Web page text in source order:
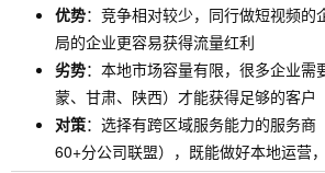
优势：竞争相对较少，同行做短视频的
局的企业更容易获得流量红利
劣势：本地市场容量有限，很多企业需
蒙、甘肃、陕西）才能获得足够的客户
对策：选择有跨区域服务能力的服务商
60+分公司联盟），既能做好本地运营